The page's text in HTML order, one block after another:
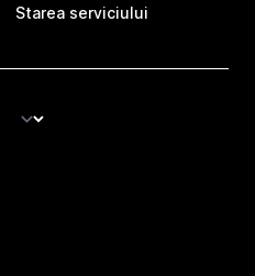
Starea serviciului